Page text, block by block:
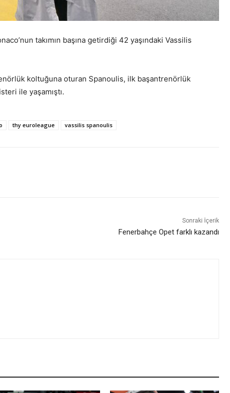
takımın başına getirdiği 42 yaşındaki Vassilis
koltuğuna oturan Spanoulis, ilk başantrenörlük
ile yaşamıştı.
thy euroleague vassilis spanoulis
Sonraki İçerik
Fenerbahçe Opet farklı kazandı